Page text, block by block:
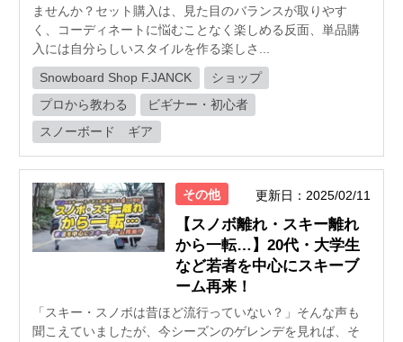
ませんか？セット購入は、見た目のバランスが取りやす
く、コーディネートに悩むことなく楽しめる反面、単品購
入には自分らしいスタイルを作る楽しさ...
Snowboard Shop F.JANCK
ショップ
プロから教わる
ビギナー・初心者
スノーボード ギア
その他 更新日：2025/02/11
【スノボ離れ・スキー離れ
から一転…】20代・大学生
など若者を中心にスキーブ
ーム再来！
「スキー・スノボは昔ほど流行っていない？」そんな声も
聞こえていましたが、今シーズンのゲレンデを見れば、そ